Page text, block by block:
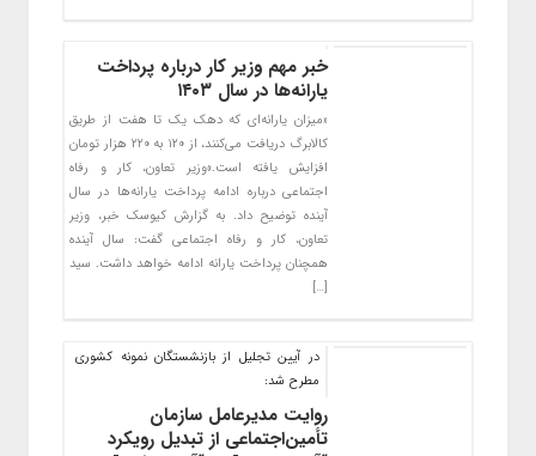
خبر مهم وزیر کار درباره پرداخت
یارانه‌ها در سال ۱۴۰۳
«میزان یارانه‌ای که دهک یک تا هفت از طریق
کالابرگ دریافت می‌کنند، از ۱۲۰ به ۲۲۰ هزار تومان
افزایش یافته است.»وزیر تعاون، کار و رفاه
اجتماعی درباره ادامه پرداخت یارانه‌ها در سال
آینده توضیح داد. به گزارش کیوسک خبر، وزیر
تعاون، کار و رفاه اجتماعی گفت: سال آینده
همچنان پرداخت یارانه ادامه خواهد داشت. سید
[…]
در آیین تجلیل از بازنشستگان نمونه کشوری
مطرح شد:
روایت مدیرعامل سازمان
تأمین‌اجتماعی از تبدیل رویکرد